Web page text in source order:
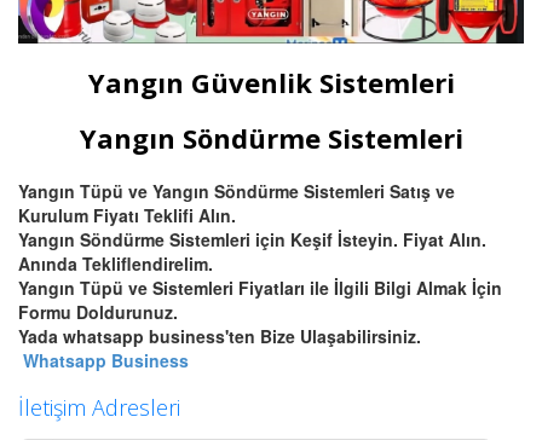
Yangın Güvenlik Sistemleri
Yangın Söndürme Sistemleri
Yangın Tüpü ve Yangın Söndürme Sistemleri Satış ve
Kurulum Fiyatı Teklifi Alın.
Yangın Söndürme Sistemleri için Keşif İsteyin. Fiyat Alın.
Anında Tekliflendirelim.
Yangın Tüpü ve Sistemleri Fiyatları ile İlgili Bilgi Almak İçin
Formu Doldurunuz.
Yada whatsapp business'ten Bize Ulaşabilirsiniz.
Whatsapp Business
İletişim Adresleri